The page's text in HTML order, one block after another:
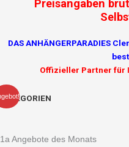
Preisangaben
DAS ANHÄNGERPARADIES
Offizieller Partner für
KATEGORIEN
1a Angebote des Monats
3.795,28 €
STEMA
Premium
SySTEMA